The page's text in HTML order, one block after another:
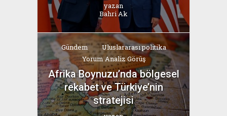
yazan
Bahri Ak
Gündem
Uluslararası politika
Yorum Analiz Görüş
Afrika Boynuzu’nda bölgesel
rekabet ve Türkiye’nin
stratejisi